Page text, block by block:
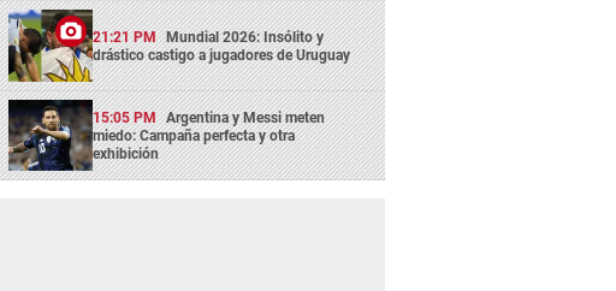
21:21 PM Mundial 2026: Insólito y
drástico castigo a jugadores de Uruguay
15:05 PM Argentina y Messi meten
miedo: Campaña perfecta y otra
exhibición